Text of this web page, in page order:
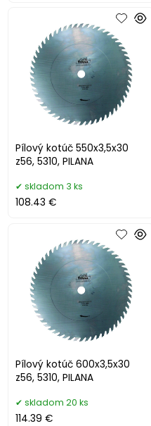
Pílový kotúč 550x3,5x30
z56, 5310, PILANA
skladom 3 ks
108.43 €
Pílový kotúč 600x3,5x30
z56, 5310, PILANA
skladom 20 ks
114.39 €